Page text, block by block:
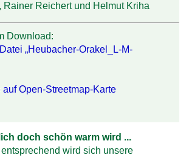
Rainer Reichert und Helmut Kriha
Download:
„Heubacher-Orakel_L-M-
auf Open-Streetmap-Karte
doch schön warm wird ...
wird sich unsere